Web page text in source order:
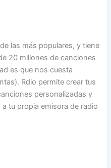
las más populares, y tiene
20 millones de canciones
es que nos cuesta
Rdio permite crear tus
personalizadas y
tu propia emisora de radio